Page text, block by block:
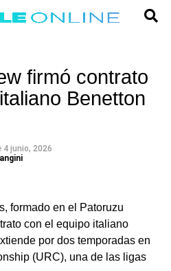
firmó contrato
Benetton
4 junio, 2026
formado en el Patoruzu
con el equipo italiano
por dos temporadas en
(URC), una de las ligas